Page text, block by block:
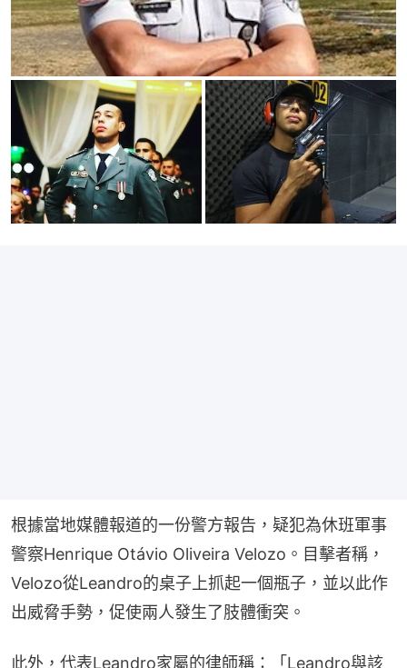
根據當地媒體報道的一份警方報告，疑犯為休班軍事
警察Henrique Otávio Oliveira Velozo。目擊者稱，
Velozo從Leandro的桌子上抓起一個瓶子，並以此作
出威脅手勢，促使兩人發生了肢體衝突。
此外，代表Leandro家屬的律師稱：「Leandro與該